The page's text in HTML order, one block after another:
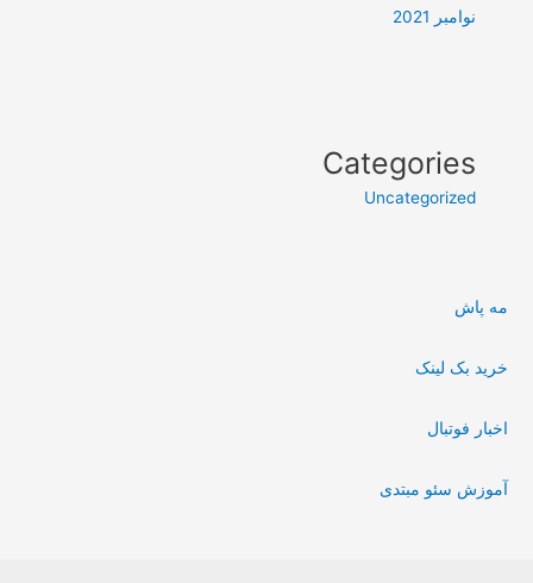
نوامبر 2021
Categories
Uncategorized
مه پاش
خرید بک لینک
اخبار فوتبال
آموزش سئو مبتدی